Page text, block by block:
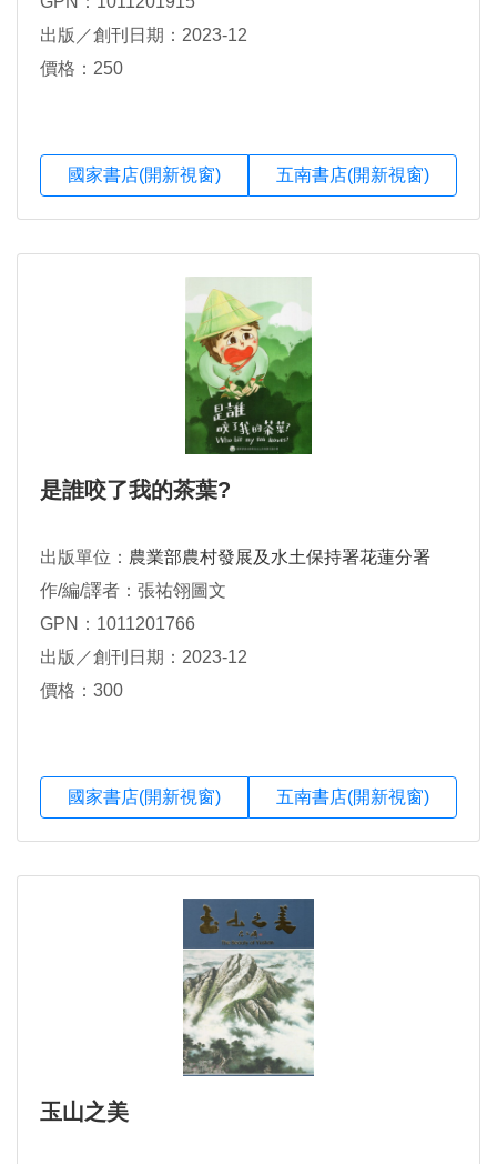
出版／創刊日期：2023-12
價格：250
國家書店(開新視窗) 五南書店(開新視窗)
是誰咬了我的茶葉?
出版單位： 農業部農村發展及水土保持署花蓮分署
作/編/譯者：張祐翎圖文
GPN：1011201766
出版／創刊日期：2023-12
價格：300
國家書店(開新視窗) 五南書店(開新視窗)
玉山之美